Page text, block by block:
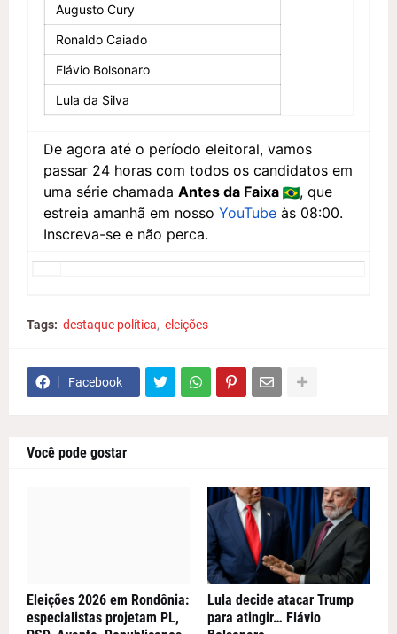
Augusto Cury
Ronaldo Caiado
Flávio Bolsonaro
Lula da Silva
De agora até o período eleitoral, vamos
passar 24 horas com todos os candidatos em
uma série chamada Antes da Faixa
, que
estreia amanhã em nosso YouTube às 08:00.
Inscreva-se e não perca.
Tags: destaque política eleições
Facebook
Você pode gostar
Eleições 2026 em Rondônia:
especialistas projetam PL,
Lula decide atacar Trump
para atingir… Flávio